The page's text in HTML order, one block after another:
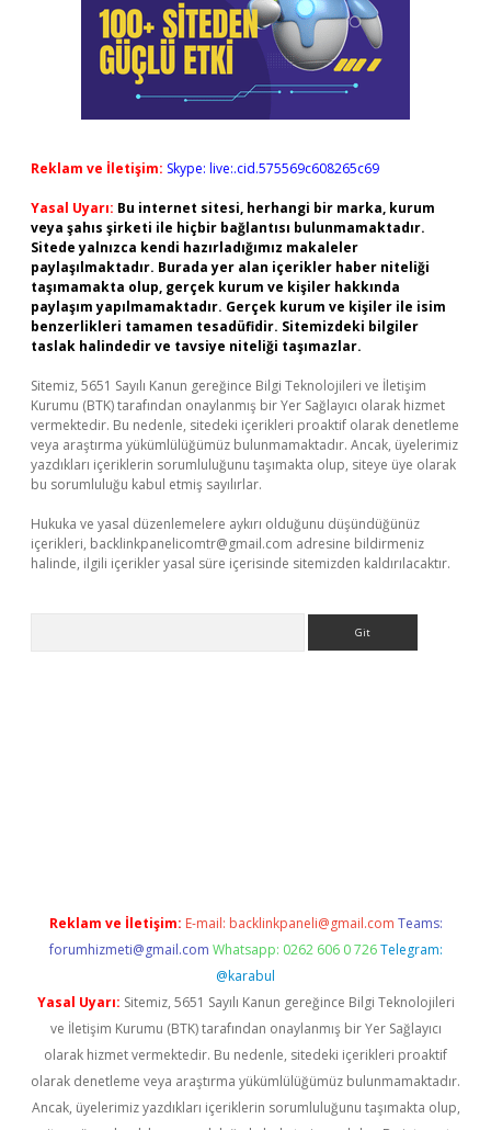
Reklam ve İletişim: Skype: live:.cid.575569c608265c69
Yasal Uyarı: Bu internet sitesi, herhangi bir marka, kurum
veya şahıs şirketi ile hiçbir bağlantısı bulunmamaktadır.
Sitede yalnızca kendi hazırladığımız makaleler
paylaşılmaktadır. Burada yer alan içerikler haber niteliği
taşımamakta olup, gerçek kurum ve kişiler hakkında
paylaşım yapılmamaktadır. Gerçek kurum ve kişiler ile isim
benzerlikleri tamamen tesadüfidir. Sitemizdeki bilgiler
taslak halindedir ve tavsiye niteliği taşımazlar.
Sitemiz, 5651 Sayılı Kanun gereğince Bilgi Teknolojileri ve İletişim
Kurumu (BTK) tarafından onaylanmış bir Yer Sağlayıcı olarak hizmet
vermektedir. Bu nedenle, sitedeki içerikleri proaktif olarak denetleme
veya araştırma yükümlülüğümüz bulunmamaktadır. Ancak, üyelerimiz
yazdıkları içeriklerin sorumluluğunu taşımakta olup, siteye üye olarak
bu sorumluluğu kabul etmiş sayılırlar.
Hukuka ve yasal düzenlemelere aykırı olduğunu düşündüğünüz
içerikleri, backlinkpanelicomtr@gmail.com adresine bildirmeniz
halinde, ilgili içerikler yasal süre içerisinde sitemizden kaldırılacaktır.
Reklam ve İletişim: E-mail: backlinkpaneli@gmail.com Teams:
forumhizmeti@gmail.com Whatsapp: 0262 606 0 726 Telegram:
@karabul
Yasal Uyarı: Sitemiz, 5651 Sayılı Kanun gereğince Bilgi Teknolojileri
ve İletişim Kurumu (BTK) tarafından onaylanmış bir Yer Sağlayıcı
olarak hizmet vermektedir. Bu nedenle, sitedeki içerikleri proaktif
olarak denetleme veya araştırma yükümlülüğümüz bulunmamaktadır.
Ancak, üyelerimiz yazdıkları içeriklerin sorumluluğunu taşımakta olup,